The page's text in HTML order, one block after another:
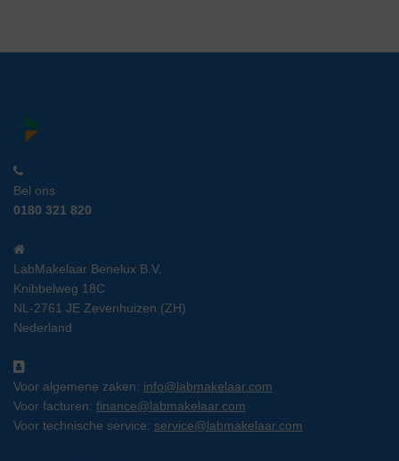
Bel ons
0180 321 820
LabMakelaar Benelux B.V.
Knibbelweg 18C
NL-2761 JE Zevenhuizen (ZH)
Nederland
Voor algemene zaken: info@labmakelaar.com
Voor facturen: finance@labmakelaar.com
Voor technische service: service@labmakelaar.com